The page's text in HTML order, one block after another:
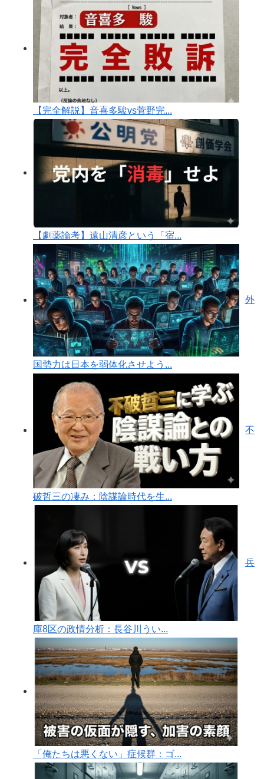
【完全解説】音喜多駿vs菅野完...
【劇薬論考】遠山清彦という「宿...
外
国勢力は日本を弱体化させよう...
不
破哲三の凄み：陰謀論時代を生...
兵
庫8区の政情分析：長谷川うい...
「俺たちは悪くない」症候群：ゴ...